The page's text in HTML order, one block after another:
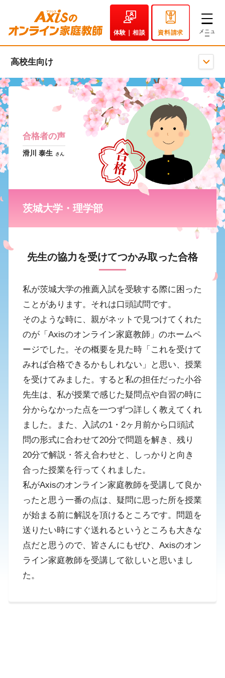
体験｜相談 資料請求
高校生向け
合格者の声
滑川 泰生 さん
茨城大学・理学部
先生の協力を受けてつかみ取った合格
私が茨城大学の推薦入試を受験する際に困った
ことがあります。それは口頭試問です。
そのような時に、親がネットで見つけてくれた
のが「Axisのオンライン家庭教師」のホームペ
ージでした。その概要を見た時「これを受けて
みれば合格できるかもしれない」と思い、授業
を受けてみました。すると私の担任だった小谷
先生は、私が授業で感じた疑問点や自習の時に
分からなかった点を一つずつ詳しく教えてくれ
ました。また、入試の1・2ヶ月前から口頭試
問の形式に合わせて20分で問題を解き、残り
20分で解説・答え合わせと、しっかりと向き
合った授業を行ってくれました。
私がAxisのオンライン家庭教師を受講して良か
ったと思う一番の点は、疑問に思った所を授業
が始まる前に解説を頂けるところです。問題を
送りたい時にすぐ送れるというところも大きな
点だと思うので、皆さんにもぜひ、Axisのオン
ライン家庭教師を受講して欲しいと思いまし
た。